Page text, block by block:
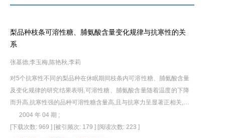
梨品种枝条可溶性糖、脯氨酸含量变化规律与抗寒性的关
系
张基德,李玉梅,陈艳秋,李莉
对5个抗寒性不同的梨品种在休眠期间枝条内可溶性糖、脯氨酸含量
及变化规律的研究结果表明,可溶性糖、脯氨酸含量随着温度的下降
而升高,抗寒性强的品种可溶性糖含量高,且与抗寒力呈显著正相关,而
脯氨酸含量与抗寒力强弱没有明显的相关性.
2004 年 04 期 ;
[下载次数: 969 ] [被引频次: 179 ] [阅读次数: 223 ]